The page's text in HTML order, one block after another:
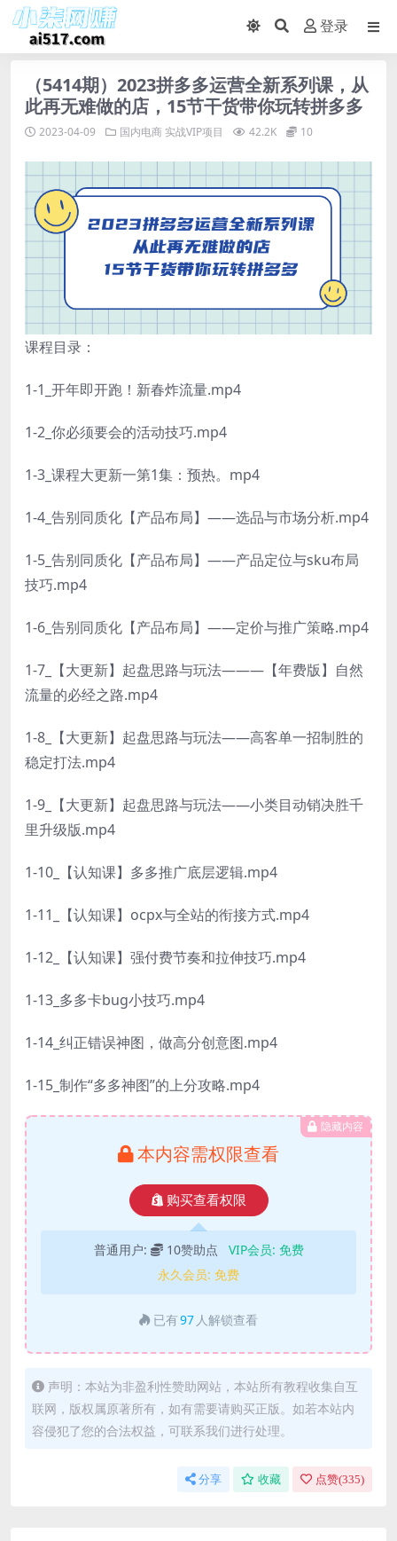
登录
（5414期）2023拼多多运营全新系列课，从
此再无难做的店，15节干货带你玩转拼多多
2023-04-09 国内电商 实战VIP项目 42.2K 10
课程目录：
1-1_开年即开跑！新春炸流量.mp4
1-2_你必须要会的活动技巧.mp4
1-3_课程大更新一第1集：预热。mp4
1-4_告别同质化【产品布局】——选品与市场分析.mp4
1-5_告别同质化【产品布局】——产品定位与sku布局
技巧.mp4
1-6_告别同质化【产品布局】——定价与推广策略.mp4
1-7_【大更新】起盘思路与玩法———【年费版】自然
流量的必经之路.mp4
1-8_【大更新】起盘思路与玩法——高客单一招制胜的
稳定打法.mp4
1-9_【大更新】起盘思路与玩法——小类目动销决胜千
里升级版.mp4
1-10_【认知课】多多推广底层逻辑.mp4
1-11_【认知课】ocpx与全站的衔接方式.mp4
1-12_【认知课】强付费节奏和拉伸技巧.mp4
1-13_多多卡bug小技巧.mp4
1-14_纠正错误神图，做高分创意图.mp4
1-15_制作“多多神图”的上分攻略.mp4
隐藏内容
本内容需权限查看
购买查看权限
普通用户: 10赞助点 VIP会员: 免费
永久会员: 免费
已有97 人解锁查看
声明：本站为非盈利性赞助网站，本站所有教程收集自互
联网，版权属原著所有，如有需要请购买正版。如若本站内
容侵犯了您的合法权益，可联系我们进行处理。
分享 收藏 点赞(335)